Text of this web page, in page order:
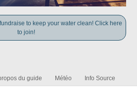
to keep your water clean! Click here
to join!
du guide Météo Info Source